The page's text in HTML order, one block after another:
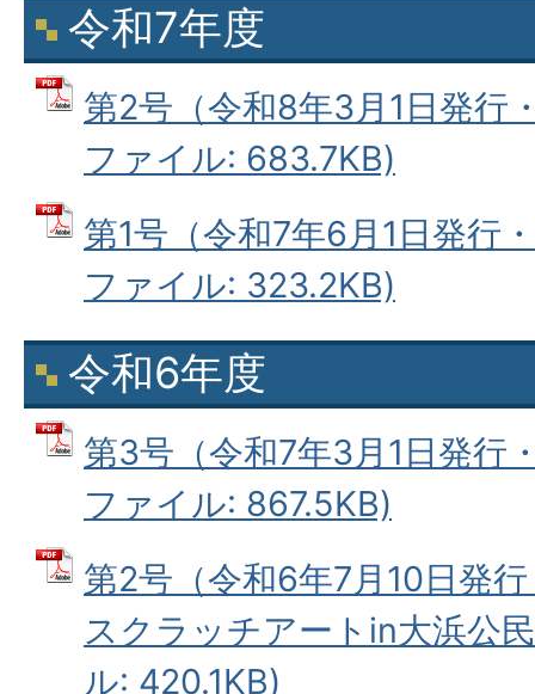
令和7年度
第2号（令和8年3月1日発行
ファイル: 683.7KB)
第1号（令和7年6月1日発行
ファイル: 323.2KB)
令和6年度
第3号（令和7年3月1日発行
ファイル: 867.5KB)
第2号（令和6年7月10日発
スクラッチアートin大浜公
ル: 420.1KB)